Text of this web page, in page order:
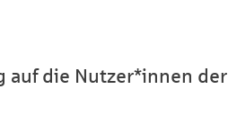
auf die Nutzer*innen der